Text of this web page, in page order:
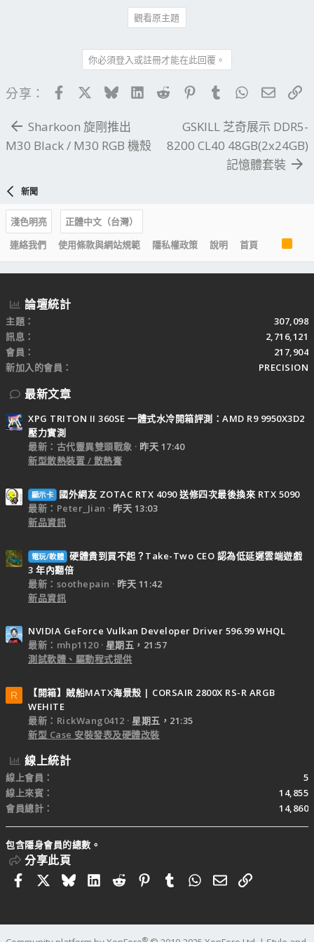
觀看原主題
你必須登入或註冊才能在此回覆。
分享： FacebookBlueskyLinkedIn
Reddit PinterestTumblrWhatsApp
電子
Sharkoon 旋剛推出
M30 Black / M30 RGB 機殼
GSKILL 芝奇展示 DDR5-
8200 CL40 48GB(2x24GB)
記憶體套裝
新聞
淺色明亮
正體中文（台灣）
連絡我們
使用條款與網站規範 隱私權政策 說明 首頁
R
S
S
論壇統計
主題
307,098
訊息
2,716,121
會員
217,904
新加入的會員
PRECISION
最新文章
XPG TRITON II 360SE 一體式水冷開箱評測：AMD R9 9950X3D2
壓力實測
最新：古代靈異雙頭戰象
昨天 17:40
新型散熱裝置 / 散熱膏
顯示卡
國外網友 ZOTAC RTX 4090 送修四次最後換來 RTX 5090
最新：Peter_Jian
昨天 13:03
新品資訊
電玩/軟體 硬體貴到買不起？Take-Two CEO 認為低延遲雲端遊戲
3 年內翻倍
最新：soothepain
昨天 11:42
新品資訊
NVIDIA GeForce Vulkan Developer Driver 596.99 WHQL
最新：mhp1120
星期五，21:57
測試軟體、驅動程式提供
R
【開箱】賊船MATX海景殼 | CORSAIR 2800X RS-R ARGB
WEHITE
最新：RickWang0412
星期五，21:35
新型 Case 安裝發表及硬體改裝
線上統計
線上會員
5
線上來賓
14,855
會員總計
14,860
包含隱身會員的總數。
分享此頁
FacebookBlueskyLinkedIn
RedditPinterestTumblrWhatsApp
電子郵件
連結
®